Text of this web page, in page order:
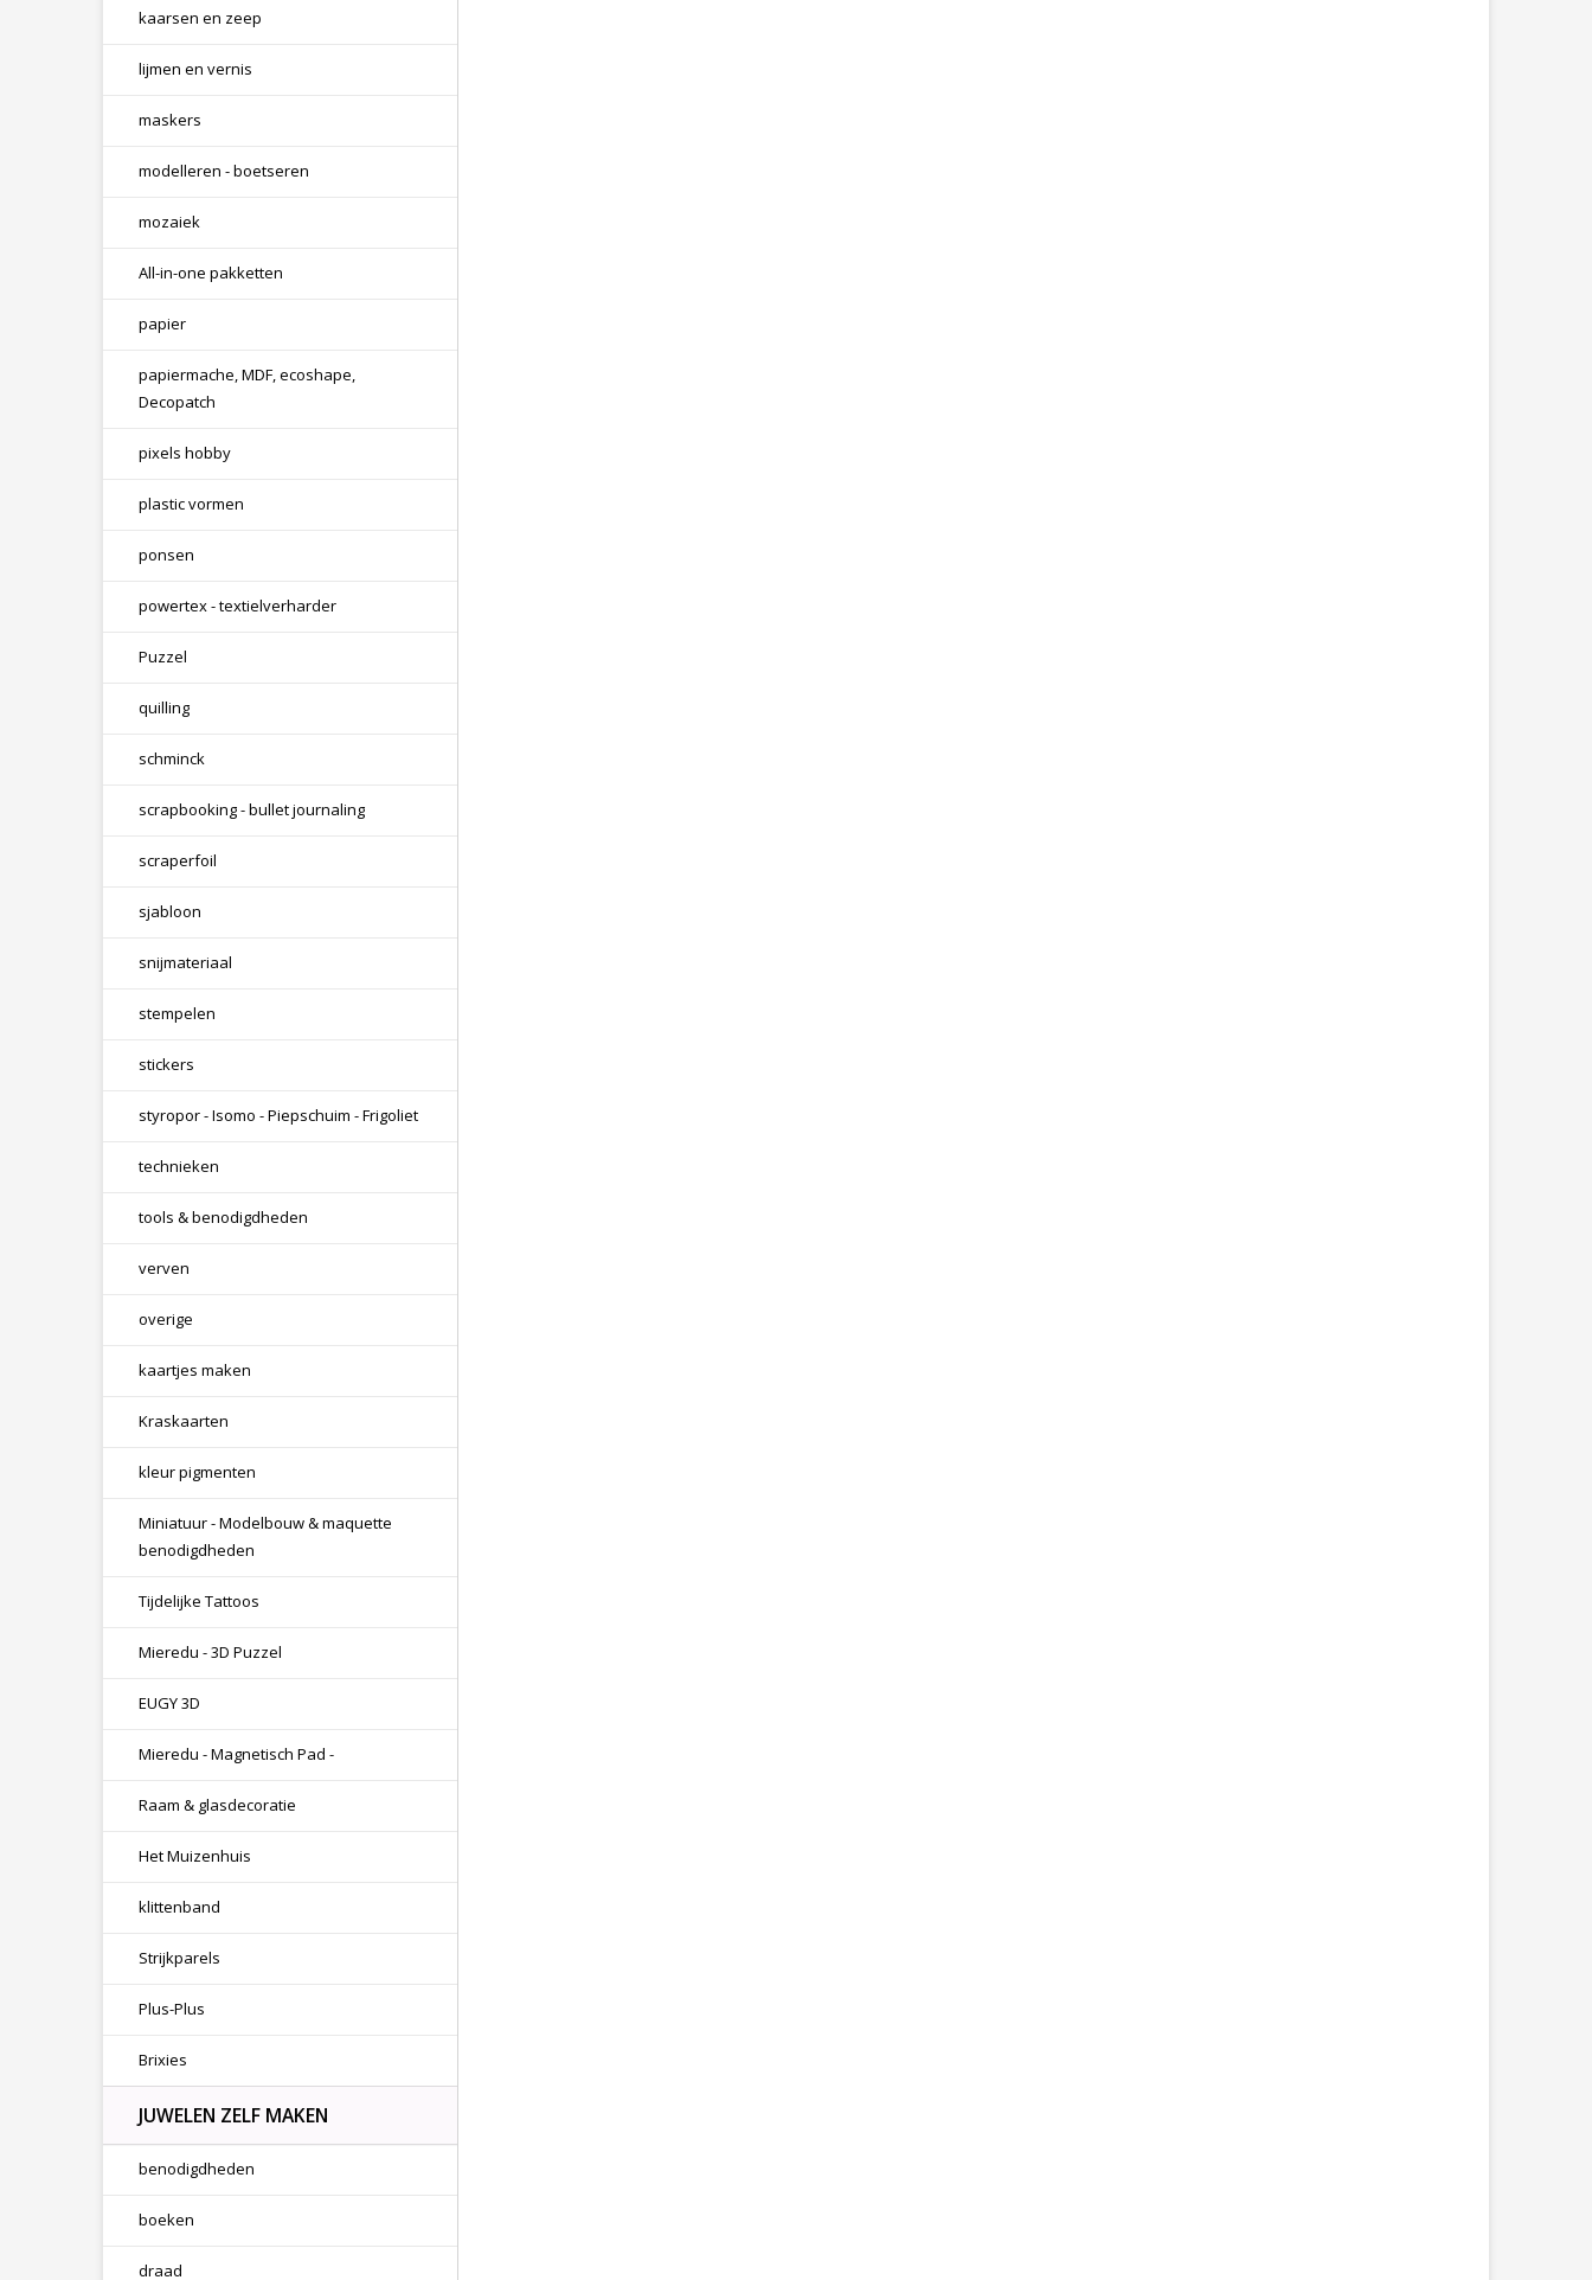
kaarsen en zeep
lijmen en vernis
maskers
modelleren - boetseren
mozaiek
All-in-one pakketten
papier
papiermache, MDF, ecoshape,
Decopatch
pixels hobby
plastic vormen
ponsen
powertex - textielverharder
Puzzel
quilling
schminck
scrapbooking - bullet journaling
scraperfoil
sjabloon
snijmateriaal
stempelen
stickers
styropor - Isomo - Piepschuim - Frigoliet
technieken
tools & benodigdheden
verven
overige
kaartjes maken
Kraskaarten
kleur pigmenten
Miniatuur - Modelbouw & maquette
benodigdheden
Tijdelijke Tattoos
Mieredu - 3D Puzzel
EUGY 3D
Mieredu - Magnetisch Pad -
Raam & glasdecoratie
Het Muizenhuis
klittenband
Strijkparels
Plus-Plus
Brixies
JUWELEN ZELF MAKEN
benodigdheden
boeken
draad